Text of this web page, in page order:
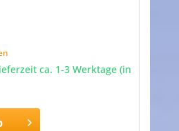
ca. 1-3 Werktage (in